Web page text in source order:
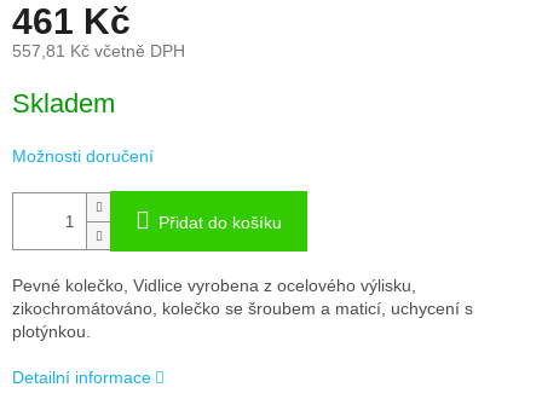
461 Kč
557,81 Kč včetně DPH
cena:
Skladem
Možnosti doručení
Přidat do košíku
Pevné kolečko, Vidlice vyrobena z ocelového výlisku,
zikochromátováno, kolečko se šroubem a maticí, uchycení s
plotýnkou.
Detailní informace